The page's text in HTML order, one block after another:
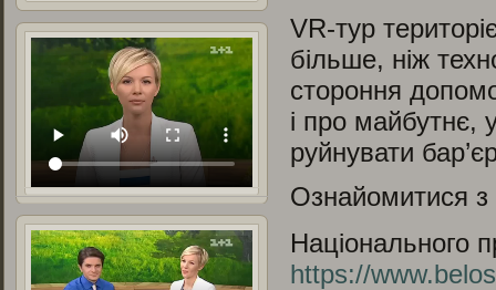
VR-тур
більше, ніж
стороння
і про майбутнє,
руйнувати
Ознайомитися з
Національного
https://